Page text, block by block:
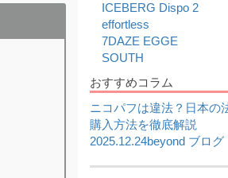
2026,05,27
JUUL本体と純正カートリッジ入
【5/22限定】ワールドカップ開
2026,05,20
使い捨て電子タバコ7DAZE
たしました!!
2026,05,16
ICEBERG Dispo 2(アイスバーグ
ICEBERG Dispo 2
effortless
7DAZE EGGE
SOUTH
おすすめコラム
ニコパフは違法？日本の
購入方法を徹底解説
2025.12.24beyond ブログ